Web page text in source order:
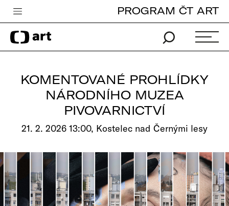
Česká televize
Zpravodajství
Pro děti
edu
Vše o ČT
PROGRAM ČT ART
KOMENTOVANÉ PROHLÍDKY
NÁRODNÍHO MUZEA
PIVOVARNICTVÍ
21. 2. 2026 13:00, Kostelec nad Černými lesy